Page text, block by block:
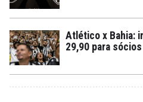
Atlético x Bahia:
29,90 para sócios